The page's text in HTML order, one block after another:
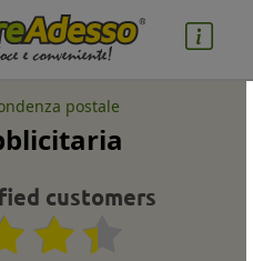
postale
customers